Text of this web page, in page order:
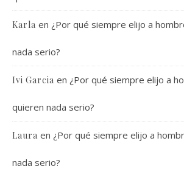
Karla en ¿Por qué siempre elijo a
nada serio?
Ivi Garcia en ¿Por qué siempre elijo a
quieren nada serio?
Laura en ¿Por qué siempre elijo a
nada serio?